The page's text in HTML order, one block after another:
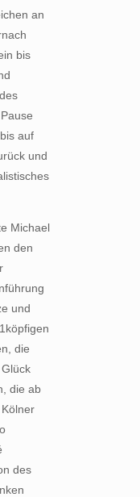
an
bis
auf
und
Michael
den
und
die
die ab
des